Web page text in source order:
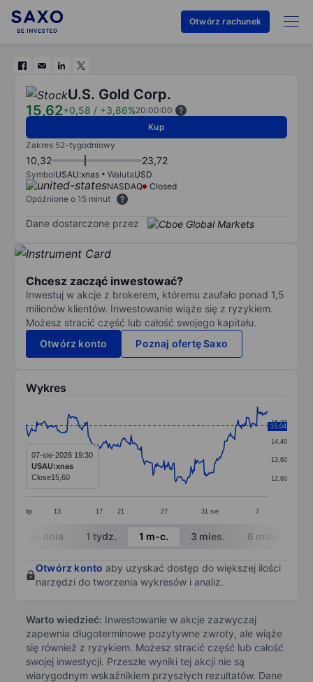
Otwórz rachunek
U.S. Gold Corp.
15,62+0,58 / +3,86%20:00:00
Kup
Zakres 52-tygodniowy
10,32 23,72
SymbolUSAU:xnas WalutaUSD
NASDAQ
Closed
Opóźnione o 15 minut
Dane dostarczone przez
Chcesz zacząć inwestować?
Inwestuj w akcje z brokerem, któremu zaufało ponad 1,5
milionów klientów. Inwestowanie wiąże się z ryzykiem.
Możesz stracić część lub całość swojego kapitału.
Otwórz konto
Poznaj ofertę Saxo
Wykres
Line chart with 288 data points.
The chart has 1 X axis displaying categories.
The chart has 1 Y axis displaying values. Data ranges
lip 13 17 21 27 31 sie 7
12,80
13,60
14,40
15,20
15,04
07-sie-2026 19:30
USAU:xnas
Close15,60
End of interactive chart.
W ciągu dnia 1 tydz. 1 m-c. 3 mies. 6 mies.
Otwórz konto aby uzyskać dostęp do większej ilości
narzędzi do tworzenia wykresów i analiz.
Warto wiedzieć: Inwestowanie w akcje zazwyczaj
zapewnia długoterminowe pozytywne zwroty, ale wiąże
się również z ryzykiem. Możesz stracić część lub całość
swojej inwestycji. Przeszłe wyniki tej akcji nie są
wiarygodnym wskaźnikiem przyszłych rezultatów. Dane